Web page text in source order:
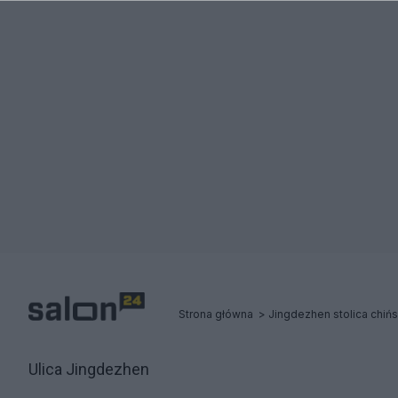
Strona główna Jingdezhen stolica
Ulica Jingdezhen